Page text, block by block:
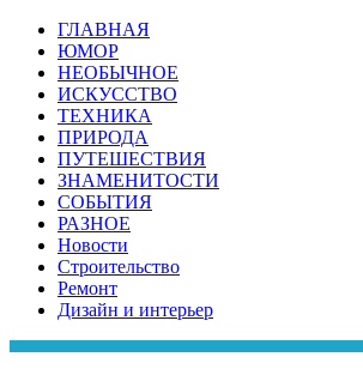
ГЛАВНАЯ
ЮМОР
НЕОБЫЧНОЕ
ИСКУССТВО
ТЕХНИКА
ПРИРОДА
ПУТЕШЕСТВИЯ
ЗНАМЕНИТОСТИ
СОБЫТИЯ
РАЗНОЕ
Новости
Строительство
Ремонт
Дизайн и интерьер